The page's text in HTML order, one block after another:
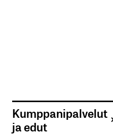
Kumppanipalvelut
ja edut